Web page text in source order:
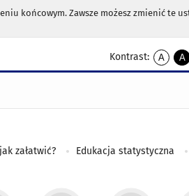
końcowym. Zawsze możesz zmienić te
Kontrast:
A
kontrast
A
załatwić? Edukacja statystyczna